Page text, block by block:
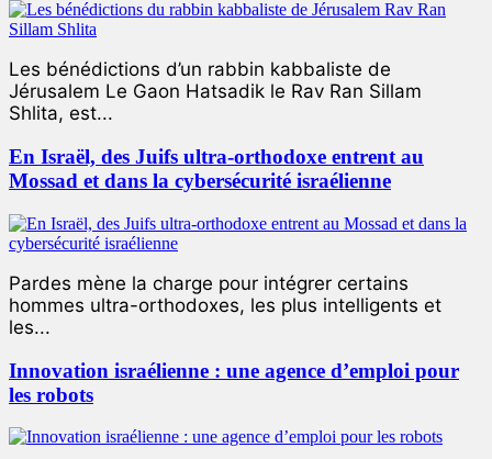
Les bénédictions d’un rabbin kabbaliste de
Jérusalem Le Gaon Hatsadik le Rav Ran Sillam
Shlita, est...
En Israël, des Juifs ultra-orthodoxe entrent au
Mossad et dans la cybersécurité israélienne
Pardes mène la charge pour intégrer certains
hommes ultra-orthodoxes, les plus intelligents et
les...
Innovation israélienne : une agence d’emploi pour
les robots